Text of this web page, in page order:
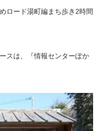
ロード湯町編まち歩き2時間
スは、『情報センターぽか